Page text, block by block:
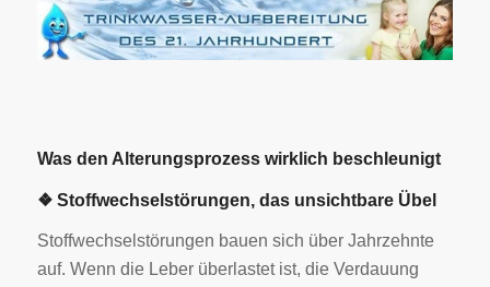
Was den Alterungsprozess wirklich beschleunigt
❖ Stoffwechselstörungen, das unsichtbare Übel
Stoffwechselstörungen bauen sich über Jahrzehnte
auf. Wenn die Leber überlastet ist, die Verdauung